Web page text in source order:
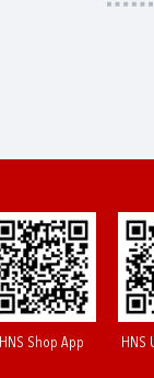
HNS Shop App HNS